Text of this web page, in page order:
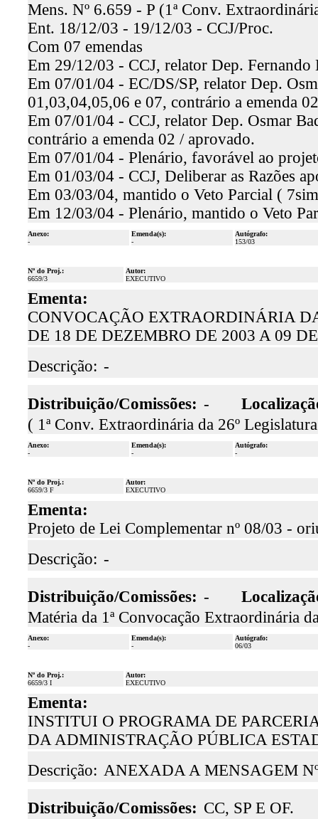
Mens. Nº 6.659 - P (1ª Conv.
Ent. 18/12/03 - 19/12/03 - CCJ/Proc.
Com 07 emendas
Em 29/12/03 - CCJ, relator Dep.
Em 07/01/04 - EC/DS/SP, relator Dep.
01,03,04,05,06 e 07, contrário a emenda
Em 07/01/04 - CCJ, relator Dep. Osmar
contrário a emenda 02 / aprovado.
Em 07/01/04 - Plenário, favorável ao
Em 01/03/04 - CCJ, Deliberar as Razões
Em 03/03/04, mantido o Veto Parcial (
Em 12/03/04 - Plenário, mantido o Veto
Anexo:
-
Emenda(s):
-
Autógrafo:
153/03
Nº do Proj.:
6659/3
Autor:
EXECUTIVO
Ementa:
CONVOCAÇÃO EXTRAORDINÁRIA
DE 18 DE DEZEMBRO DE 2003 A 09
Descrição: -
Distribuição/Comissões: -
( 1ª Conv. Extraordinária da 26º
Anexo:
-
Emenda(s):
-
Autógrafo:
-
Nº do Proj.:
6659/3 F
Autor:
EXECUTIVO
Ementa:
Projeto de Lei Complementar nº 08/03 -
Descrição: -
Distribuição/Comissões: -
Matéria da 1ª Convocação Extraordinária
Anexo:
-
Emenda(s):
-
Autógrafo:
06/03
Nº do Proj.:
6659/3 I
Autor:
EXECUTIVO
Ementa:
INSTITUI O PROGRAMA DE
DA ADMINISTRAÇÃO PÚBLICA
Descrição: ANEXADA A MENSAGEM
Distribuição/Comissões: CC, SP E OF.